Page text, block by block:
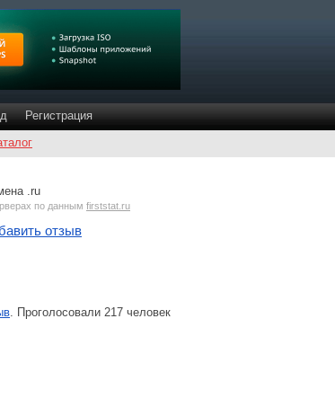
Регистрация
.ru
по данным firststat.ru
отзыв
. Проголосовали 217 человек